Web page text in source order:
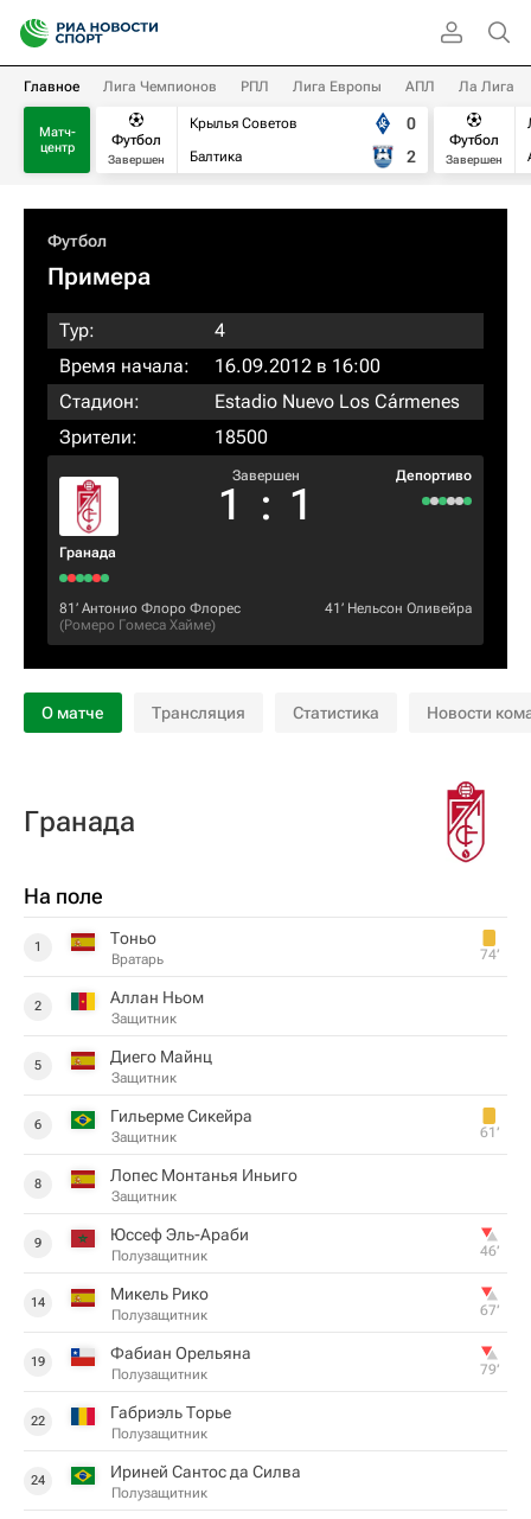
Главное Лига Чемпионов РПЛ Лига Европы АПЛ Ла Лига
Матч-
центр
Футбол
Завершен
Крылья Советов
Балтика
0
2
Футбол
Завершен
Футбол
Примера
Тур:
4
Время начала:
16.09.2012 в 16:00
Стадион:
Estadio Nuevo Los Cármenes
Зрители:
18500
Гранада
Завершен
1 : 1
Депортиво
81‎’‎ Антонио Флоро Флорес
(Ромеро Гомеса Хайме)
41‎’‎ Нельсон Оливейра
О матче Трансляция Статистика Новости
Гранада
На поле
1 Тоньо
Вратарь 74‎’‎
2 Аллан Ньом
Защитник
5 Диего Майнц
Защитник
6 Гильерме Сикейра
Защитник 61‎’‎
8 Лопес Монтанья Иньиго
Защитник
9 Юссеф Эль-Араби
Полузащитник 46‎’‎
14 Микель Рико
Полузащитник 67‎’‎
19 Фабиан Орельяна
Полузащитник 79‎’‎
22 Габриэль Торье
Полузащитник
24 Ириней Сантос да Силва
Полузащитник